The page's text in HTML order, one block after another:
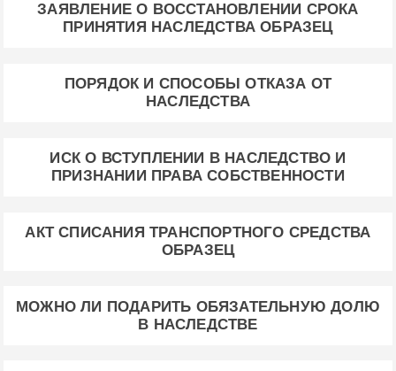
ЗАЯВЛЕНИЕ О ВОССТАНОВЛЕНИИ СРОКА
ПРИНЯТИЯ НАСЛЕДСТВА ОБРАЗЕЦ
ПОРЯДОК И СПОСОБЫ ОТКАЗА ОТ
НАСЛЕДСТВА
ИСК О ВСТУПЛЕНИИ В НАСЛЕДСТВО И
ПРИЗНАНИИ ПРАВА СОБСТВЕННОСТИ
АКТ СПИСАНИЯ ТРАНСПОРТНОГО СРЕДСТВА
ОБРАЗЕЦ
МОЖНО ЛИ ПОДАРИТЬ ОБЯЗАТЕЛЬНУЮ ДОЛЮ
В НАСЛЕДСТВЕ